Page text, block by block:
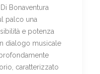
Bonaventura
palco una
e potenza
dialogo musicale
caratterizzato